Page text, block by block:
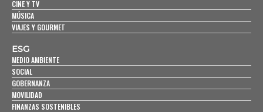
CINE Y TV
MÚSICA
VIAJES Y GOURMET
ESG
MEDIO AMBIENTE
SOCIAL
GOBERNANZA
MOVILIDAD
FINANZAS SOSTENIBLES